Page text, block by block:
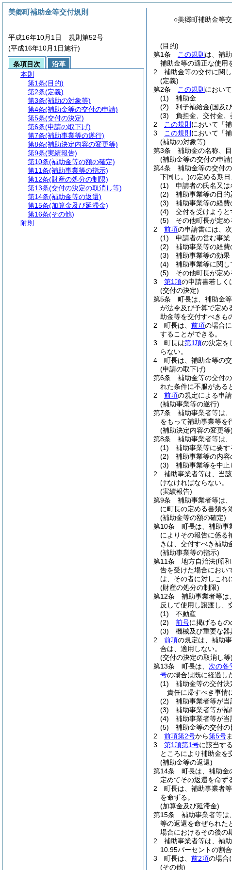
○美郷町補助金等
(目的)
第1条
この規則 は、補
補助金等の適正な使用
2
補助金等の交付に関
(定義)
第2条
この規則 におい
(1)
補助金
(2)
利子補給金(国及
(3)
負担金、交付金
2
この規則 において「
3
この規則 において「
(補助の対象等)
第3条
補助金の名称、
(補助金等の交付の申請)
第4条
補助金等の交付
下同じ。)の定める期日
(1)
申請者の氏名又
(2)
補助事業等の目的
(3)
補助事業等の経
(4)
交付を受けよう
(5)
その他町長が定め
2
前項の申請書には、
(1)
申請者の営む事業
(2)
補助事業等の経
(3)
補助事業等の効果
(4)
補助事業等に関
(5)
その他町長が定め
3
第1項の申請書若しく
(交付の決定)
第5条
町長は、補助金
が法令及び予算で定め
助金等を交付すべきも
2
町長は、 前項の場合
することができる。
3
町長は第1項の決定を
らない。
4
町長は、補助金等の
(申請の取下げ)
第6条
補助金等の交付
れた条件に不服がある
2
前項の規定による申
(補助事業等の遂行)
第7条
補助事業者等は
をもって補助事業等を
(補助決定内容の変更等)
第8条
補助事業者等は、
(1)
補助事業等に要す
(2)
補助事業等の内容
(3)
補助事業等を中止
2
補助事業者等は、当
けなければならない。
(実績報告)
第9条
補助事業者等は
に町長の定める書類を
(補助金等の額の確定)
第10条
町長は、補助事
によりその報告に係る
きは、交付すべき補助
(補助事業等の指示)
第11条
地方自治法(昭
告を受けた場合におい
は、その者に対しこれ
(財産の処分の制限)
第12条
補助事業者等は
反して使用し譲渡し、
(1)
不動産
(2)
前号に掲げるもの
(3)
機械及び重要な
2
前項の規定は、補助
合は、適用しない。
(交付の決定の取消し等)
第13条
町長は、 次の各
号の場合は既に経過し
(1)
補助金等の交付
責任に帰すべき事情
(2)
補助事業者等が当
(3)
補助事業者等が補
(4)
補助事業者等が当
(5)
補助金等の交付の
2
前項第2号から第5号
3
第1項第1号に該当す
ところにより補助金を
(補助金等の返還)
第14条
町長は、補助金
定めてその返還を命ず
2
町長は、補助事業者
を命ずる。
(加算金及び延滞金)
第15条
補助事業者等は、
等の返還を命ぜられた
場合におけるその後の
2
補助事業者等は、補
10.95パーセントの割
3
町長は、 前2項の場合
(その他)
美郷町補助金等交付規則
平成16年10月1日 規則第52号
(平成16年10月1日施行)
条項目次
沿革
本則
第1条(目的)
第2条(定義)
第3条(補助の対象等)
第4条(補助金等の交付の申請)
第5条(交付の決定)
第6条(申請の取下げ)
第7条(補助事業等の遂行)
第8条(補助決定内容の変更等)
第9条(実績報告)
第10条(補助金等の額の確定)
第11条(補助事業等の指示)
第12条(財産の処分の制限)
第13条(交付の決定の取消し等)
第14条(補助金等の返還)
第15条(加算金及び延滞金)
第16条(その他)
附則